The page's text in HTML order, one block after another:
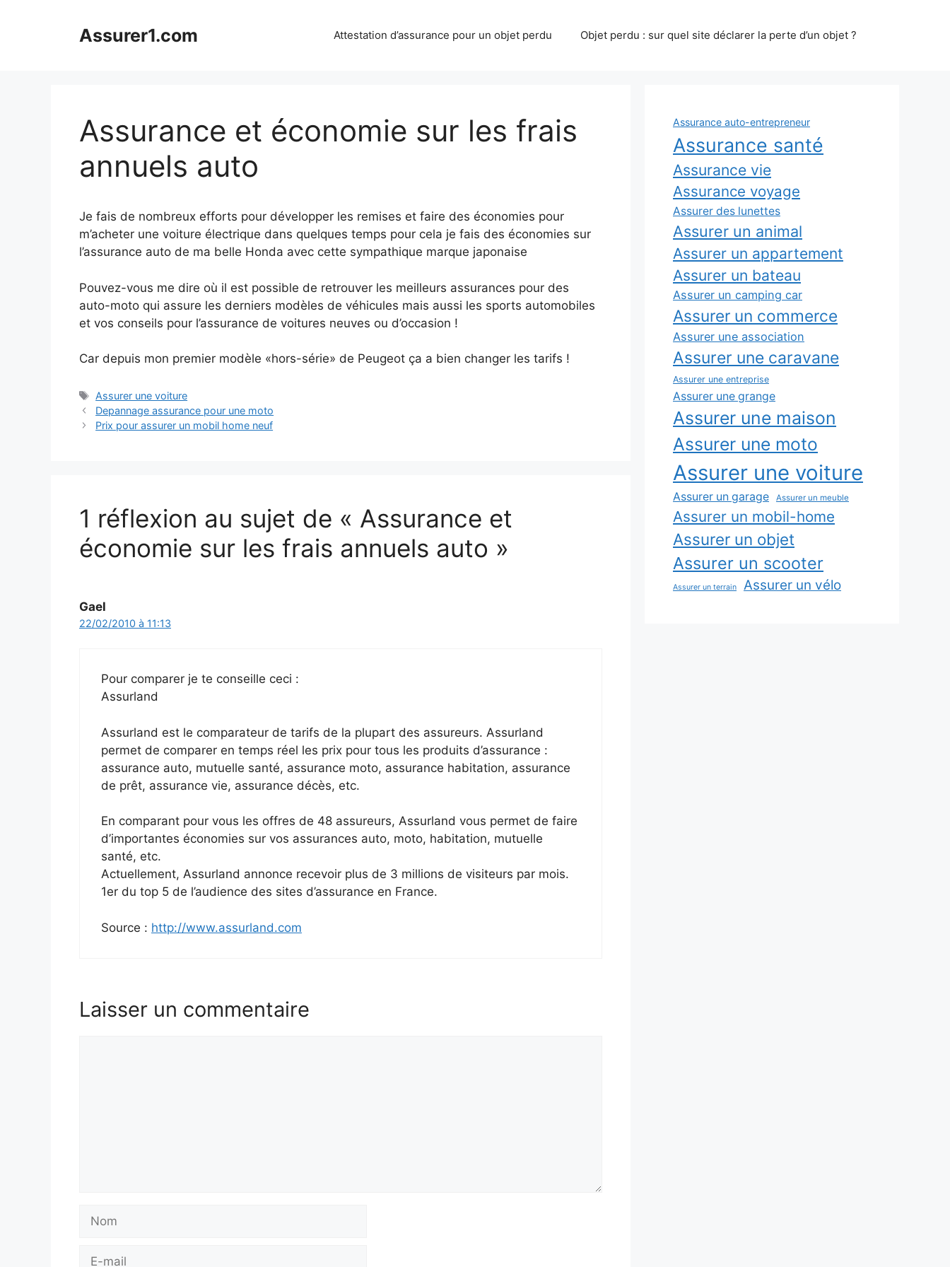
Assurer1.com Attestation d’assurance pour un objet perdu Objet perdu : sur quel site déclarer la perte d’un objet ?
Assurance et économie sur les frais
annuels auto
Je fais de nombreux efforts pour développer les remises et faire des économies pour
m’acheter une voiture électrique dans quelques temps pour cela je fais des économies sur
l’assurance auto de ma belle Honda avec cette sympathique marque japonaise
Pouvez-vous me dire où il est possible de retrouver les meilleurs assurances pour des
auto-moto qui assure les derniers modèles de véhicules mais aussi les sports automobiles
et vos conseils pour l’assurance de voitures neuves ou d’occasion !
Car depuis mon premier modèle «hors-série» de Peugeot ça a bien changer les tarifs !
Étiquettes
Assurer une voiture
Depannage assurance pour une moto
Prix pour assurer un mobil home neuf
1 réflexion au sujet de « Assurance et
économie sur les frais annuels auto »
Gael
22/02/2010 à 11:13
Pour comparer je te conseille ceci :
Assurland
Assurland est le comparateur de tarifs de la plupart des assureurs. Assurland
permet de comparer en temps réel les prix pour tous les produits d’assurance :
assurance auto, mutuelle santé, assurance moto, assurance habitation, assurance
de prêt, assurance vie, assurance décès, etc.
En comparant pour vous les offres de 48 assureurs, Assurland vous permet de faire
d’importantes économies sur vos assurances auto, moto, habitation, mutuelle
santé, etc.
Actuellement, Assurland annonce recevoir plus de 3 millions de visiteurs par mois.
1er du top 5 de l’audience des sites d’assurance en France.
Source : http://www.assurland.com
Laisser un commentaire
Nom
Assurance auto-entrepreneur
Assurance santé
Assurance vie
Assurance voyage
Assurer des lunettes
Assurer un animal
Assurer un appartement
Assurer un bateau
Assurer un camping car
Assurer un commerce
Assurer une association
Assurer une caravane
Assurer une entreprise
Assurer une grange
Assurer une maison
Assurer une moto
Assurer une voiture
Assurer un garage Assurer un meuble
Assurer un mobil-home
Assurer un objet
Assurer un scooter
Assurer un terrain Assurer un vélo